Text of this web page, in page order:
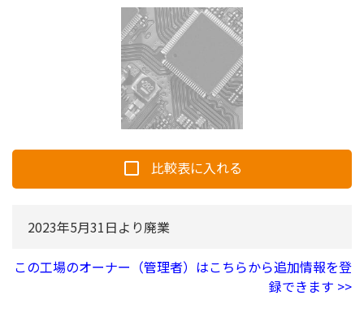
比較表に入れる
2023年5月31日より廃業
この工場のオーナー（管理者）はこちらから追加情報を登
録できます >>